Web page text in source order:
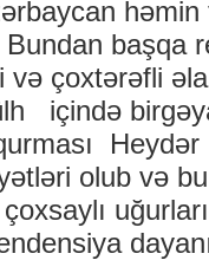
həmin
başqa
çoxtərəfli
içində
olub və